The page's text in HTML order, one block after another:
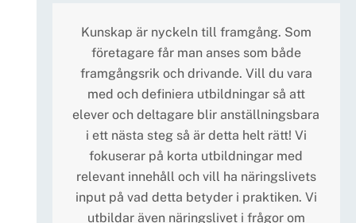
Kunskap är nyckeln till framgång. Som
företagare får man anses som både
framgångsrik och drivande. Vill du vara
med och definiera utbildningar så att
elever och deltagare blir anställningsbara
i ett nästa steg så är detta helt rätt! Vi
fokuserar på korta utbildningar med
relevant innehåll och vill ha näringslivets
input på vad detta betyder i praktiken. Vi
utbildar även näringslivet i frågor om